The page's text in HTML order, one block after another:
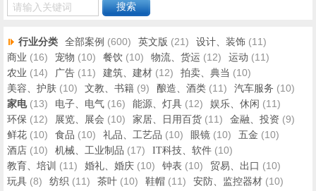
请输入关键词 搜索
行业分类 全部案例 (600) 英文版 (21) 设计、装饰 (11)
商业 (16) 宠物 (10) 餐饮 (10) 物流、货运 (12) 运动 (11)
农业 (14) 广告 (11) 建筑、建材 (12) 拍卖、典当 (10)
美容、护肤 (10) 文教、书籍 (9) 酿造、酒类 (11) 汽车服务 (10)
家电(13) 电子、电气 (16) 能源、灯具 (12) 娱乐、休闲 (11)
环保 (12) 展览、展会 (10) 家居、日用百货 (11) 金融、投资 (9)
鲜花 (10) 食品 (10) 礼品、工艺品 (10) 眼镜 (10) 五金 (10)
酒店 (10) 机械、工业制品 (17) IT科技、软件 (10)
教育、培训 (11) 婚礼、婚庆 (10) 钟表 (10) 贸易、出口 (10)
玩具 (8) 纺织 (11) 茶叶 (10) 鞋帽 (11) 安防、监控器材 (10)